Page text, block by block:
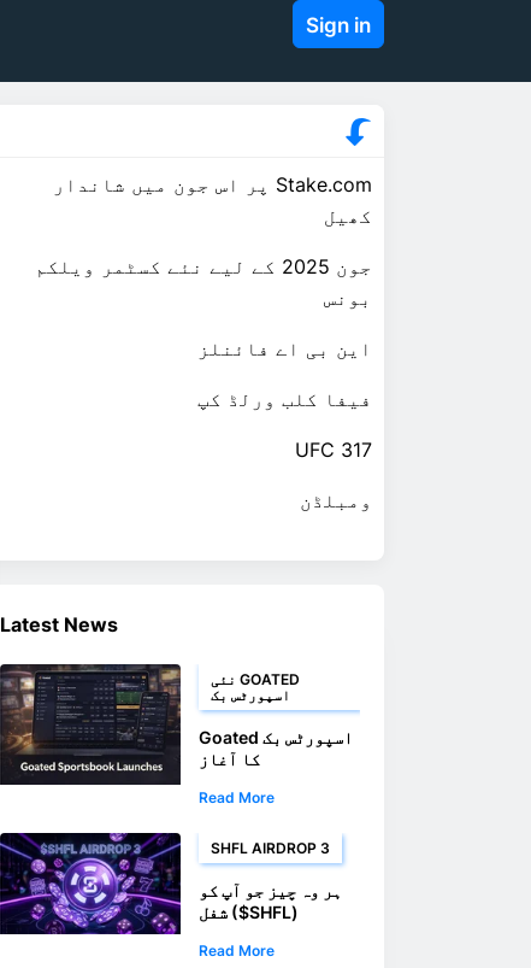
Sign in
Stake.com پر اس جون میں شاندار
کھیل
جون 2025 کے لیے نئے کسٹمر ویلکم
بونس
این بی اے فائنلز
فیفا کلب ورلڈ کپ
UFC 317
ومبلڈن
Latest News
نئی GOATED
اسپورٹس بک
Goated اسپورٹس بک
کا آغاز
Read More
SHFL AIRDROP 3
ہر وہ چیز جو آپ کو
شفل ($SHFL)
میں جاننے کی ضرورت
Read More